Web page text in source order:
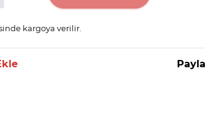
kargoya verilir.